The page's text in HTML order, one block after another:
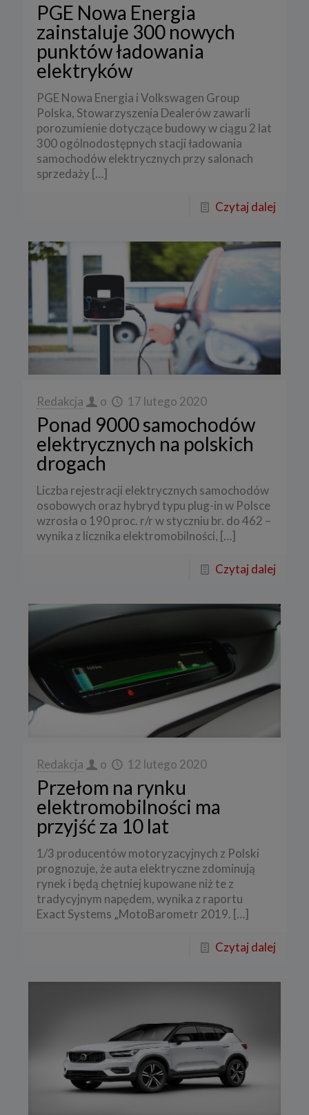
PGE Nowa Energia
zainstaluje 300 nowych
punktów ładowania
elektryków
PGE Nowa Energia i Volkswagen Group
Polska, Stowarzyszenia Dealerów zawarli
porozumienie dotyczące budowy w ciągu 2 lat
300 ogólnodostępnych stacji ładowania
samochodów elektrycznych przy salonach
sprzedaży […]
Czytaj dalej
Redakcja o 17 lutego 2020
Ponad 9000 samochodów
elektrycznych na polskich
drogach
Liczba rejestracji elektrycznych samochodów
osobowych oraz hybryd typu plug-in w Polsce
wzrosła o 190 proc. r/r w styczniu br. do 462 –
wynika z licznika elektromobilności, […]
Czytaj dalej
Redakcja o 12 lutego 2020
Przełom na rynku
elektromobilności ma
przyjść za 10 lat
1/3 producentów motoryzacyjnych z Polski
prognozuje, że auta elektryczne zdominują
rynek i będą chętniej kupowane niż te z
tradycyjnym napędem, wynika z raportu
Exact Systems „MotoBarometr 2019. […]
Czytaj dalej